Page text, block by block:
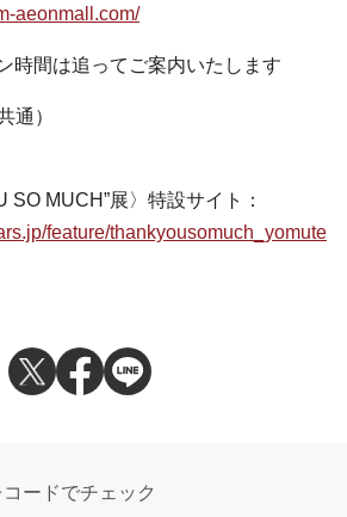
aeonmall.com/
時間は追ってご案内いたします
通）
SO MUCH”展〉特設サイト：
feature/thankyousomuch_yomute
ードでチェック